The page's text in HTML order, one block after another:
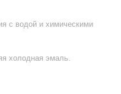
с водой и химическими
холодная эмаль.